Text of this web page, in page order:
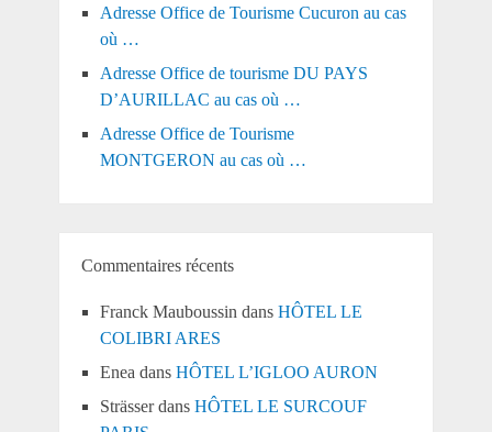
Adresse Office de Tourisme Cucuron au cas
où …
Adresse Office de tourisme DU PAYS
D’AURILLAC au cas où …
Adresse Office de Tourisme
MONTGERON au cas où …
Commentaires récents
Franck Mauboussin dans HÔTEL LE
COLIBRI ARES
Enea dans HÔTEL L’IGLOO AURON
Strässerdans HÔTEL LE SURCOUF